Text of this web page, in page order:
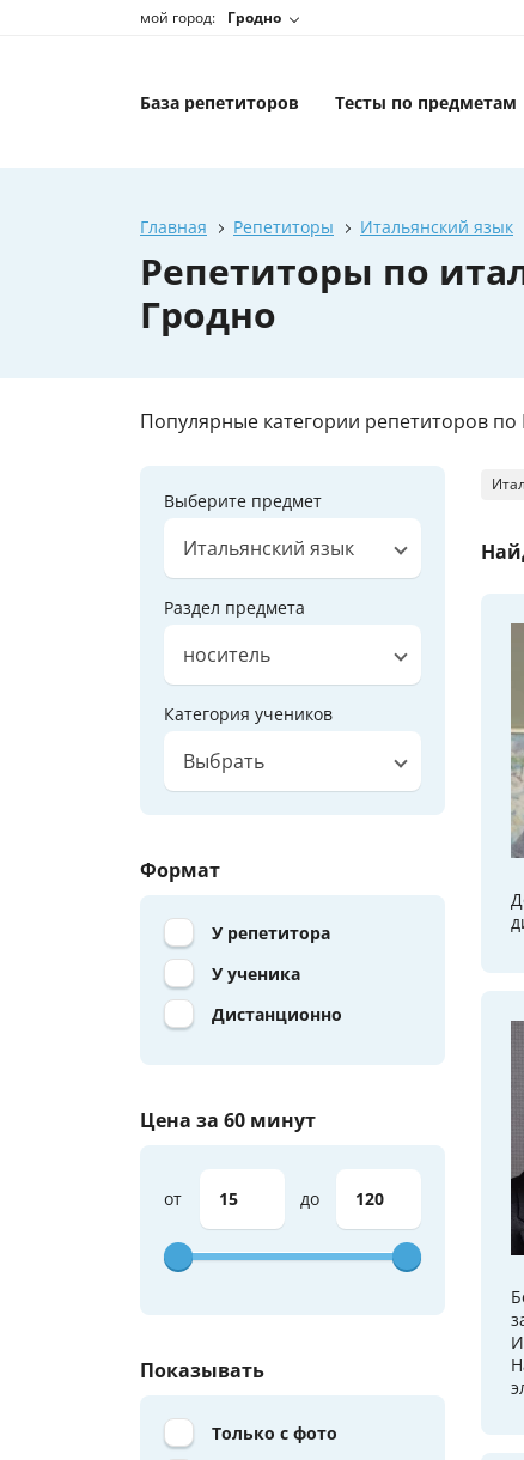
мой город: Гродно
База репетиторов Тесты по предметам
Главная Репетиторы Итальянский язык
Репетиторы по
Гродно
Популярные категории репетиторов по
Выберите предмет
Итальянский язык
Раздел предмета
носитель
Категория учеников
Выбрать
Формат
У репетитора
У ученика
Дистанционно
Цена за 60 минут
от до
Показывать
Только с фото